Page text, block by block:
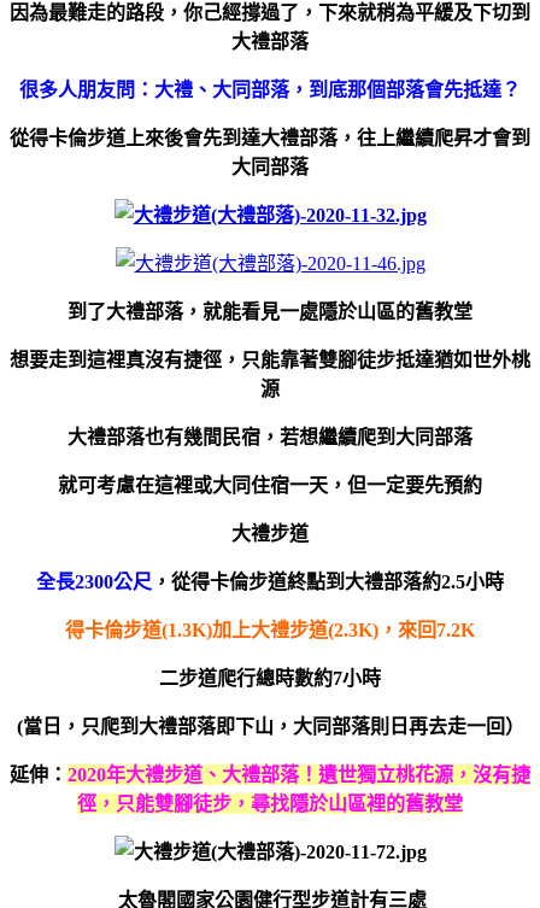
因為最難走的路段，你己經撐過了，下來就稍為平緩及下切到
大禮部落
很多人朋友問：大禮、大同部落，到底那個部落會先抵達？
從得卡倫步道上來後會先到達大禮部落，往上繼續爬昇才會到
大同部落
到了大禮部落，就能看見一處隱於山區的舊教堂
想要走到這裡真沒有捷徑，只能靠著雙腳徒步抵達猶如世外桃
源
大禮部落也有幾間民宿，若想繼續爬到大同部落
就可考慮在這裡或大同住宿一天，但一定要先預約
大禮步道
全長2300公尺 ，從得卡倫步道終點到大禮部落約2.5小時
得卡倫步道(1.3K)加上大禮步道(2.3K)，來回7.2K
二步道爬行總時數約7小時
(當日，只爬到大禮部落即下山，大同部落則日再去走一回）
延伸： 2020年大禮步道、大禮部落！遺世獨立桃花源，沒有捷
徑，只能雙腳徒步，尋找隱於山區裡的舊教堂
太魯閣國家公園健行型步道計有三處